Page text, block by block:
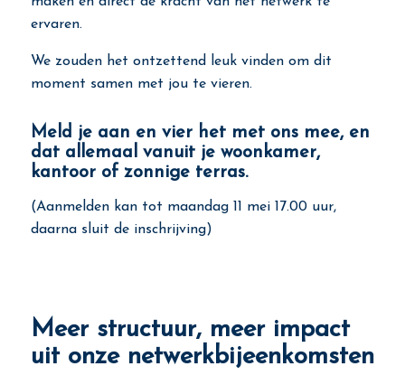
ervaren.
We zouden het ontzettend leuk vinden om dit
moment samen met jou te vieren.
Meld je aan en vier het met ons mee, en
dat allemaal vanuit je woonkamer,
kantoor of zonnige terras.
(Aanmelden kan tot maandag 11 mei 17.00 uur,
daarna sluit de inschrijving)
Meer structuur, meer impact
uit onze netwerkbijeenkomsten